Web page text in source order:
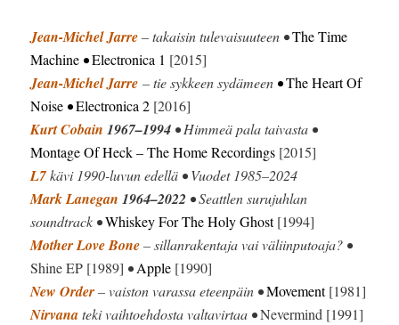
Jean-Michel Jarre– takaisin tulevaisuuteen •The Time
Machine •Electronica 1 [2015]
Jean-Michel Jarre – tie sykkeen sydämeen •The Heart Of
Noise •Electronica 2 [2016]
Kurt Cobain 1967–1994 • Himmeä pala taivasta •
Montage Of Heck– The Home Recordings [2015]
L7kävi 1990-luvun edellä • Vuodet 1985–2024
Mark Lanegan 1964–2022 • Seattlen surujuhlan
soundtrack •Whiskey For The Holy Ghost[1994]
Mother Love Bone– sillanrakentaja vai väliinputoaja? •
Shine EP [1989] •Apple [1990]
New Order– vaiston varassa eteenpäin •Movement[1981]
Nirvanateki vaihtoehdosta valtavirtaa •Nevermind [1991]